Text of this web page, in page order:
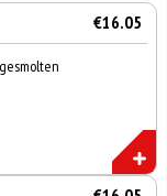
€16.05